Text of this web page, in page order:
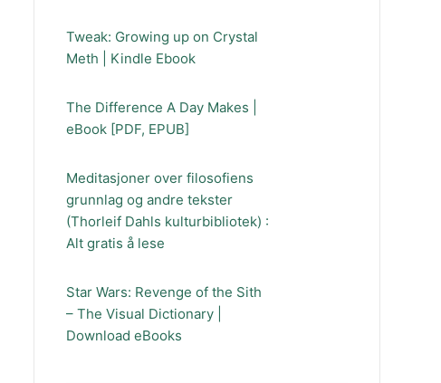
Tweak: Growing up on Crystal
Meth | Kindle Ebook
The Difference A Day Makes |
eBook [PDF, EPUB]
Meditasjoner over filosofiens
grunnlag og andre tekster
(Thorleif Dahls kulturbibliotek) :
Alt gratis å lese
Star Wars: Revenge of the Sith
– The Visual Dictionary |
Download eBooks